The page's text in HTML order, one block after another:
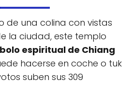
de una colina con vistas
la ciudad, este templo
espiritual de Chiang
hacerse en coche o tuk
suben sus 309